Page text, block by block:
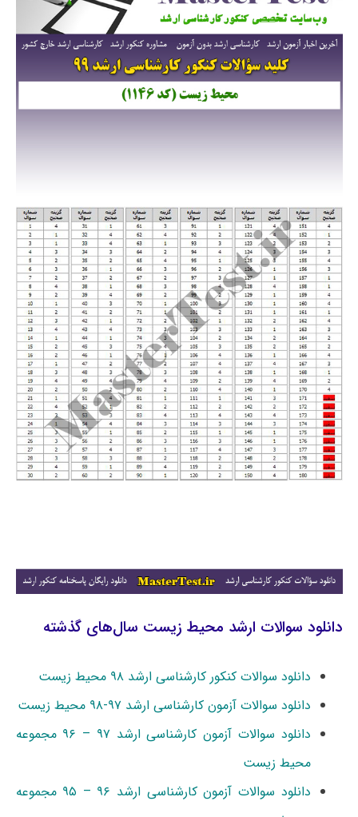
دانلود سوالات ارشد محیط زیست سال‌های گذشته
دانلود سوالات کنکور کارشناسی ارشد ۹۸ محیط زیست
دانلود سوالات آزمون کارشناسی ارشد ۹۷-۹۸ محیط زیست
دانلود سوالات آزمون کارشناسی ارشد ۹۷ – ۹۶ مجموعه
محیط زیست
دانلود سوالات آزمون کارشناسی ارشد ۹۶ – ۹۵ مجموعه